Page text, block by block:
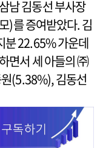
남 김동선 부사장
)를 증여받았다. 김
분 22.65% 가운데
면서 세 아들의 ㈜
(5.38%), 김동선